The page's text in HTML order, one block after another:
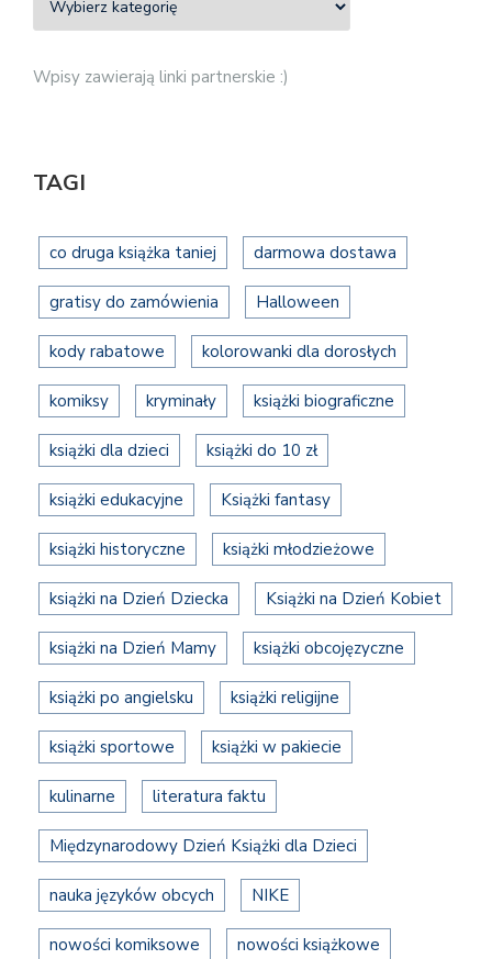
Wpisy zawierają linki partnerskie :)
TAGI
co druga książka taniej darmowa dostawa
gratisy do zamówienia Halloween
kody rabatowe kolorowanki dla dorosłych
komiksy kryminały książki biograficzne
książki dla dzieci książki do 10 zł
książki edukacyjne Książki fantasy
książki historyczne książki młodzieżowe
książki na Dzień Dziecka Książki na Dzień Kobiet
książki na Dzień Mamy książki obcojęzyczne
książki po angielsku książki religijne
książki sportowe książki w pakiecie
kulinarne literatura faktu
Międzynarodowy Dzień Książki dla Dzieci
nauka języków obcych NIKE
nowości komiksowe nowości książkowe